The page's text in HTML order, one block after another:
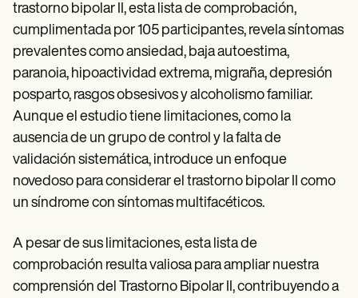
trastorno bipolar II, esta lista de comprobación,
cumplimentada por 105 participantes, revela síntomas
prevalentes como ansiedad, baja autoestima,
paranoia, hipoactividad extrema, migraña, depresión
posparto, rasgos obsesivos y alcoholismo familiar.
Aunque el estudio tiene limitaciones, como la
ausencia de un grupo de control y la falta de
validación sistemática, introduce un enfoque
novedoso para considerar el trastorno bipolar II como
un síndrome con síntomas multifacéticos.
A pesar de sus limitaciones, esta lista de
comprobación resulta valiosa para ampliar nuestra
comprensión del Trastorno Bipolar II, contribuyendo a